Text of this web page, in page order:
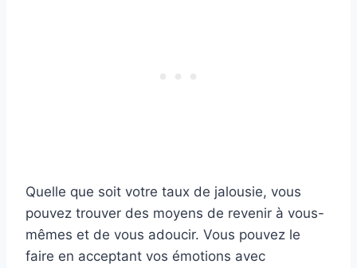
Quelle que soit votre taux de jalousie, vous
pouvez trouver des moyens de revenir à vous-
mêmes et de vous adoucir. Vous pouvez le
faire en acceptant vos émotions avec